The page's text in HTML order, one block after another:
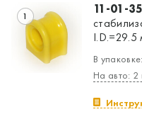
1 11-01-
I.D.=29.5
В
На авто: 2